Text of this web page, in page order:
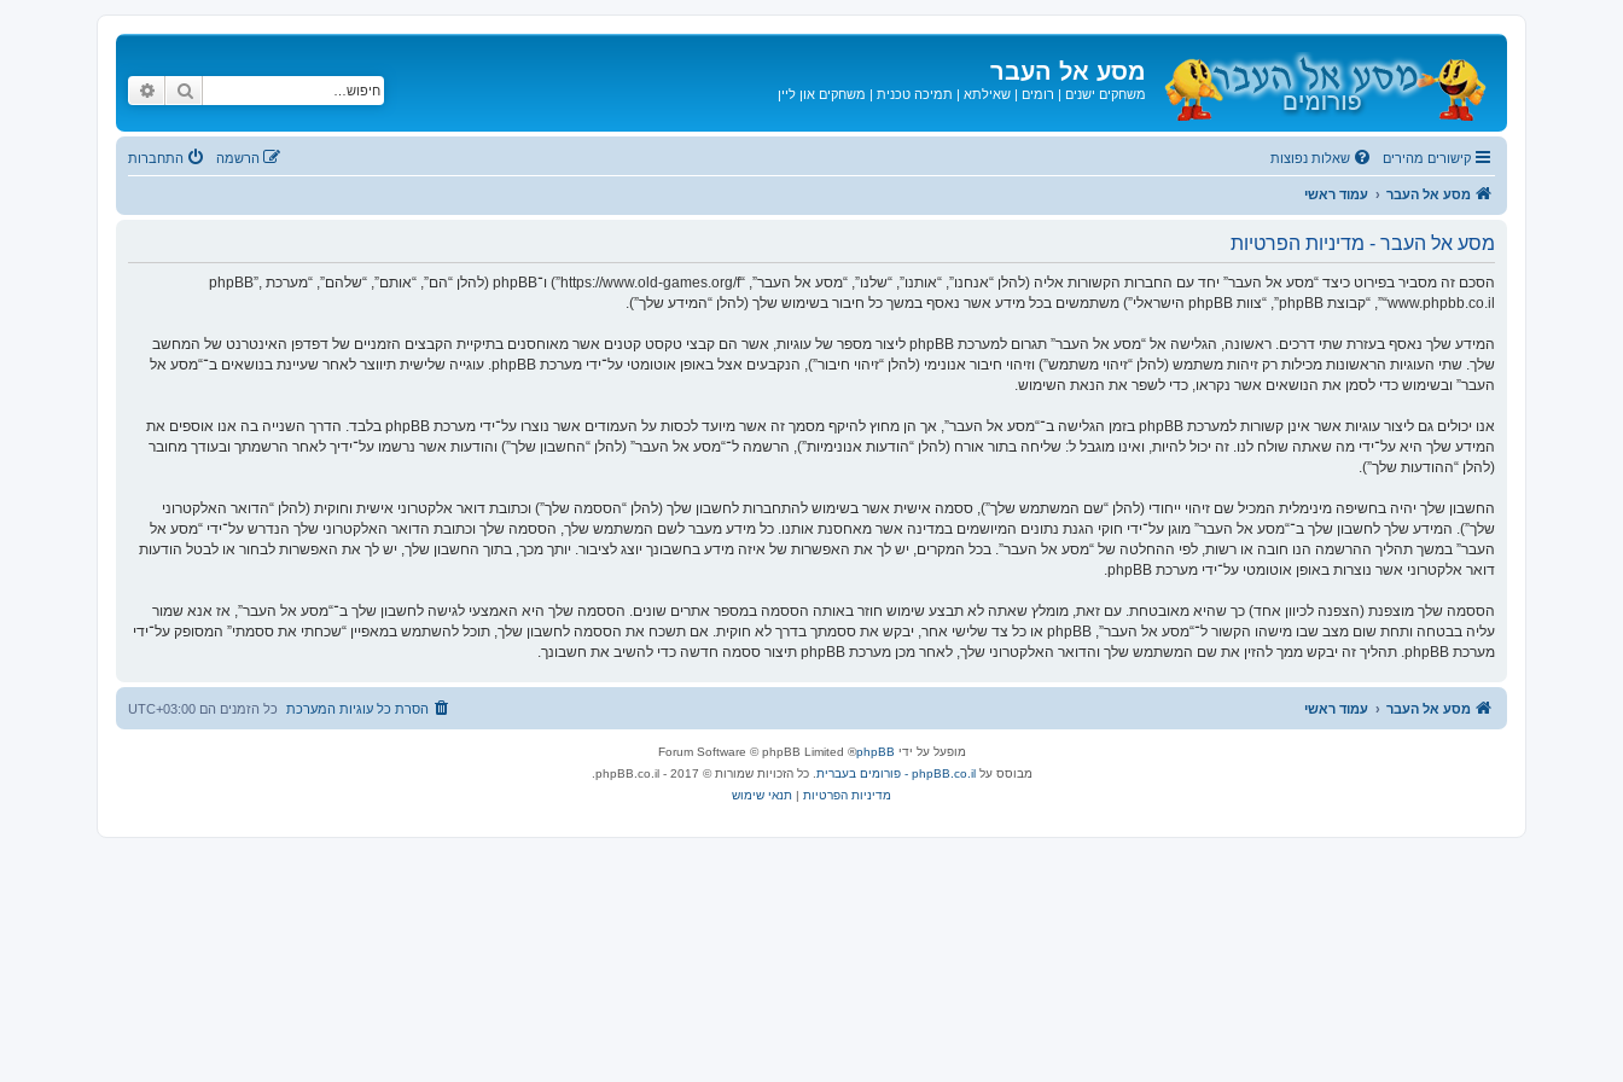
מסע אל העבר
משחקים ישנים | רומים | שאילתא | תמיכה טכנית | משחקים און ליין חיפוש
קישורים מהירים שאלות נפוצות התחברות הרשמה
מסע אל העבר עמוד ראשי
מסע אל העבר - מדיניות הפרטיות
הסכם זה מסביר בפירוט כיצד “מסע אל העבר” יחד עם החברות הקשורות אליה (להלן “אנחנו”, “אותנו”, “שלנו”, “מסע אל העבר”, “https://www.old-games.org/f”) ו־phpBB (להלן “הם”, “אותם”, “שלהם”, “מערכת phpBB”,
“www.phpbb.co.il”, “קבוצת phpBB”, “צוות phpBB הישראלי”) משתמשים בכל מידע אשר נאסף במשך כל חיבור בשימוש שלך (להלן “המידע שלך”).
המידע שלך נאסף בעזרת שתי דרכים. ראשונה, הגלישה אל “מסע אל העבר” תגרום למערכת phpBB ליצור מספר של עוגיות, אשר הם קבצי טקסט קטנים אשר מאוחסנים בתיקיית הקבצים הזמניים של דפדפן האינטרנט של המחשב
שלך. שתי העוגיות הראשונות מכילות רק זיהות משתמש (להלן “זיהוי משתמש”) וזיהוי חיבור אנונימי (להלן “זיהוי חיבור”), הנקבעים אצל באופן אוטומטי על־ידי מערכת phpBB. עוגייה שלישית תיווצר לאחר שעיינת בנושאים ב־“מסע אל
העבר” ובשימוש כדי לסמן את הנושאים אשר נקראו, כדי לשפר את הנאת השימוש.
אנו יכולים גם ליצור עוגיות אשר אינן קשורות למערכת phpBB בזמן הגלישה ב־“מסע אל העבר”, אך הן מחוץ להיקף מסמך זה אשר מיועד לכסות על העמודים אשר נוצרו על־ידי מערכת phpBB בלבד. הדרך השנייה בה אנו אוספים את
המידע שלך היא על־ידי מה שאתה שולח לנו. זה יכול להיות, ואינו מוגבל ל: שליחה בתור אורח (להלן “הודעות אנונימיות”), הרשמה ל־“מסע אל העבר” (להלן “החשבון שלך”) והודעות אשר נרשמו על־ידיך לאחר הרשמתך ובעודך מחובר
(להלן “ההודעות שלך”).
החשבון שלך יהיה בחשיפה מינימלית המכיל שם זיהוי ייחודי (להלן “שם המשתמש שלך”), ססמה אישית אשר בשימוש להתחברות לחשבון שלך (להלן “הססמה שלך”) וכתובת דואר אלקטרוני אישית וחוקית (להלן “הדואר האלקטרוני
שלך”). המידע שלך לחשבון שלך ב־“מסע אל העבר” מוגן על־ידי חוקי הגנת נתונים המיושמים במדינה אשר מאחסנת אותנו. כל מידע מעבר לשם המשתמש שלך, הססמה שלך וכתובת הדואר האלקטרוני שלך הנדרש על־ידי “מסע אל
העבר” במשך תהליך ההרשמה הנו חובה או רשות, לפי ההחלטה של “מסע אל העבר”. בכל המקרים, יש לך את האפשרות של איזה מידע בחשבונך יוצג לציבור. יותך מכך, בתוך החשבון שלך, יש לך את האפשרות לבחור או לבטל הודעות
דואר אלקטרוני אשר נוצרות באופן אוטומטי על־ידי מערכת phpBB.
הססמה שלך מוצפנת (הצפנה לכיוון אחד) כך שהיא מאובטחת. עם זאת, מומלץ שאתה לא תבצע שימוש חוזר באותה הססמה במספר אתרים שונים. הססמה שלך היא האמצעי לגישה לחשבון שלך ב־“מסע אל העבר”, אז אנא שמור
עליה בבטחה ותחת שום מצב שבו מישהו הקשור ל־“מסע אל העבר”, phpBB או כל צד שלישי אחר, יבקש את ססמתך בדרך לא חוקית. אם תשכח את הססמה לחשבון שלך, תוכל להשתמש במאפיין “שכחתי את ססמתי” המסופק על־ידי
מערכת phpBB. תהליך זה יבקש ממך להזין את שם המשתמש שלך והדואר האלקטרוני שלך, לאחר מכן מערכת phpBB תיצור ססמה חדשה כדי להשיב את חשבונך.
מסע אל העבר עמוד ראשי כל הזמנים הם UTC+03:00 הסרת כל עוגיות המערכת
מופעל על ידי phpBB
® Forum Software © phpBB Limited
מבוסס עלphpBB.co.il - פורומים בעברית
. כל הזכויות שמורות © 2017 - phpBB.co.il.
מדיניות הפרטיות | תנאי שימוש